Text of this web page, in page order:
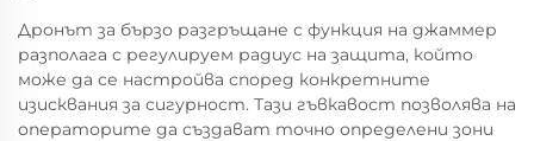
Дронът за бързо разгръщане с функция на джаммер
разполага с регулируем радиус на защита, който
може да се настройва според конкретните
изисквания за сигурност. Тази гъвкавост позволява на
операторите да създават точно определени зони